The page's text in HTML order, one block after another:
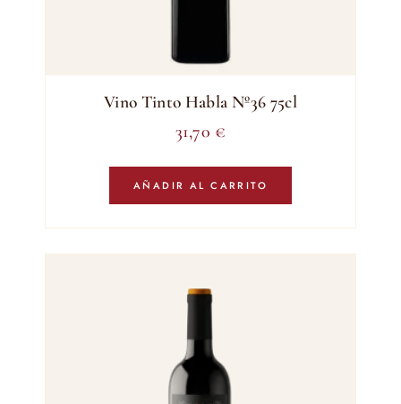
Vino Tinto Habla Nº36 75cl
31,70 €
AÑADIR AL CARRITO